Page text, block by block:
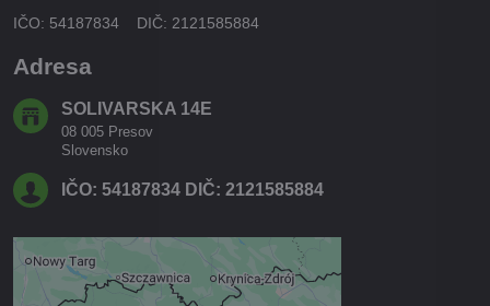
IČO: 54187834 DIČ: 2121585884
Adresa
SOLIVARSKA 14E
08 005 Presov
Slovensko
IČO: 54187834 DIČ: 2121585884